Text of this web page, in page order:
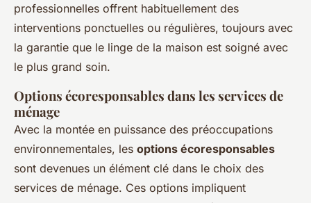
professionnelles offrent habituellement des
interventions ponctuelles ou régulières, toujours avec
la garantie que le linge de la maison est soigné avec
le plus grand soin.
Options écoresponsables dans les services de
ménage
Avec la montée en puissance des préoccupations
environnementales, les options écoresponsables
sont devenues un élément clé dans le choix des
services de ménage. Ces options impliquent